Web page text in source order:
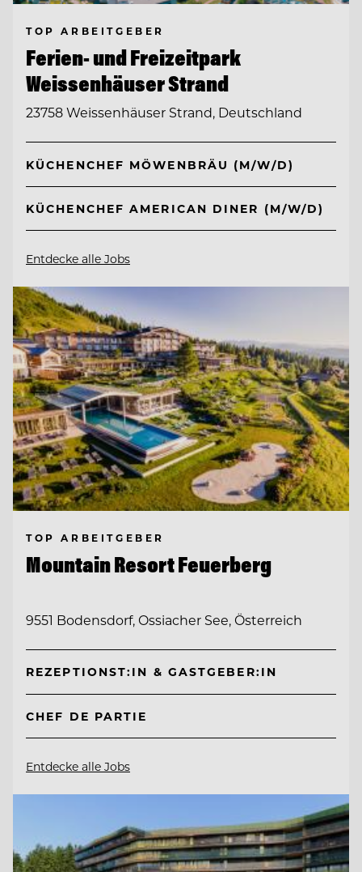
TOP ARBEITGEBER
Ferien- und Freizeitpark
Weissenhäuser Strand
23758 Weissenhäuser Strand, Deutschland
KÜCHENCHEF MÖWENBRÄU (M/W/D)
KÜCHENCHEF AMERICAN DINER (M/W/D)
Entdecke alle Jobs
TOP ARBEITGEBER
Mountain Resort Feuerberg
9551 Bodensdorf, Ossiacher See, Österreich
REZEPTIONST:IN & GASTGEBER:IN
CHEF DE PARTIE
Entdecke alle Jobs